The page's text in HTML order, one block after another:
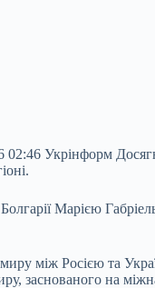
Укрінформ
Марією
між Росією та
заснованого на